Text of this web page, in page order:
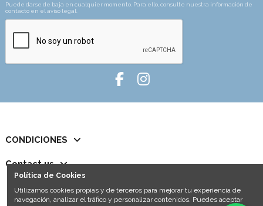
Puede darse de baja en cualquier momento. Para ello, consulte nuestra información de
contacto en el aviso legal.
CONDICIONES
Contact us
Política de Cookies
Utilizamos cookies propias y de terceros para mejorar tu experiencia de
navegación, analizar el tráfico y personalizar contenidos. Puedes aceptar